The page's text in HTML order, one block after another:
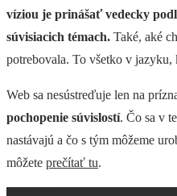
víziou je prinášať vedecky
súvisiacich témach. Také, aké
potrebovala. To všetko v jazyku,
Web sa nesústreďuje len na
pochopenie súvislostí. Čo sa v
nastávajú a čo s tým môžeme
môžete prečítať tu.